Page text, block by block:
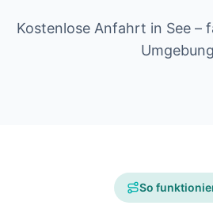
Kostenlose Anfahrt in See –
Umgebung
So